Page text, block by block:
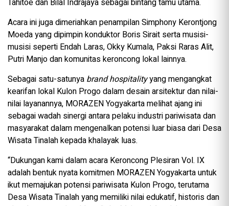
Acara ini juga dimeriahkan penampilan Simphony Kerontjong
Moeda yang dipimpin konduktor Boris Sirait serta musisi-
musisi seperti Endah Laras, Okky Kumala, Paksi Raras Alit,
Putri Manjo dan komunitas keroncong lokal lainnya.
Sebagai satu-satunya brand hospitalityyang mengangkat
kearifan lokal Kulon Progo dalam desain arsitektur dan nilai-
nilai layanannya, MORAZEN Yogyakarta melihat ajang ini
sebagai wadah sinergi antara pelaku industri pariwisata dan
masyarakat dalam mengenalkan potensi luar biasa dari Desa
Wisata Tinalah kepada khalayak luas.
“Dukungan kami dalam acara Keroncong Plesiran Vol. IX
adalah bentuk nyata komitmen MORAZEN Yogyakarta untuk
ikut memajukan potensi pariwisata Kulon Progo, terutama
Desa Wisata Tinalah yang memiliki nilai edukatif, historis dan